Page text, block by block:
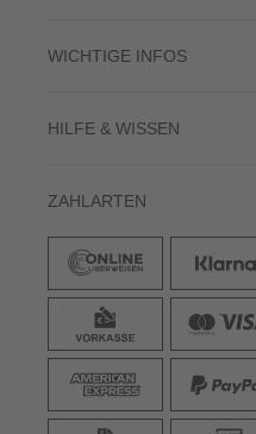
WICHTIGE INFOS
HILFE & WISSEN
ZAHLARTEN